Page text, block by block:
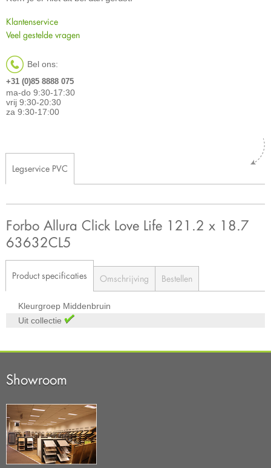
Klantenservice
Veel gestelde vragen
Bel ons:
+31 (0)85 8888 075
ma-do 9:30-17:30
vrij 9:30-20:30
za 9:30-17:00
Legservice PVC
Forbo Allura Click Love Life 121.2 x 18.7
63632CL5
Product specificaties Omschrijving Bestellen
Kleurgroep Middenbruin
Uit collectie
Showroom